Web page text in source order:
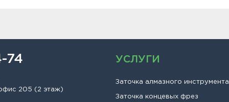
74
205 (2 этаж)
УСЛУГИ
Заточка алмазного инструмента
Заточка концевых фрез